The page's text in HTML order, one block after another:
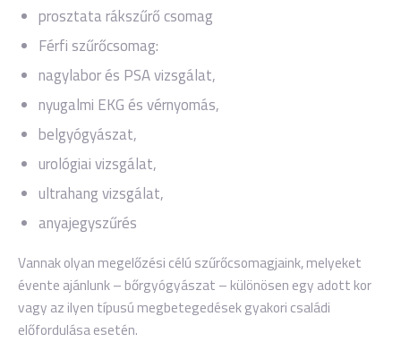
prosztata rákszűrő csomag
Férfi szűrőcsomag:
nagylabor és PSA vizsgálat,
nyugalmi EKG és vérnyomás,
belgyógyászat,
urológiai vizsgálat,
ultrahang vizsgálat,
anyajegyszűrés
Vannak olyan megelőzési célú szűrőcsomagjaink, melyeket
évente ajánlunk – bőrgyógyászat – különösen egy adott kor
vagy az ilyen típusú megbetegedések gyakori családi
előfordulása esetén.